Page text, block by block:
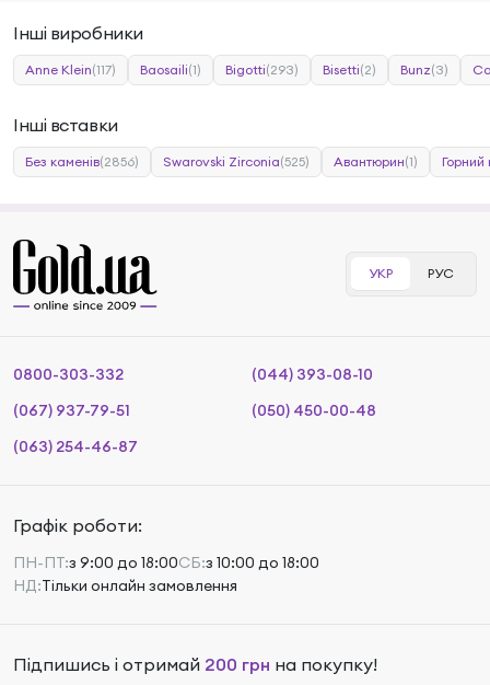
Інші виробники
Anne Klein(117) Baosaili(1) Bigotti(293) Bisetti(2) Bunz(3)
Інші вставки
Без каменів(2856) Swarovski Zirconia(525) Авантюрин(1) Горний
УКР РУС
0800-303-332
(044) 393-08-10
(067) 937-79-51
(050) 450-00-48
(063) 254-46-87
Графік роботи:
ПН-ПТ:з 9:00 до 18:00СБ:з 10:00 до 18:00
НД:Тільки онлайн замовлення
Підпишись і отримай 200 грн на покупку!